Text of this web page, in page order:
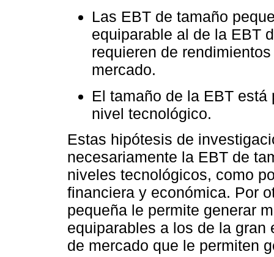
Las EBT de tamaño
equiparable al de la EBT
requieren de
mercado.
El tamaño de la EBT
nivel tecnológico.
Estas hipótesis de
necesariamente la EBT de
niveles tecnológicos, como
financiera y económica. Por
pequeña le permite generar
equiparables a los de la
de mercado que le permiten